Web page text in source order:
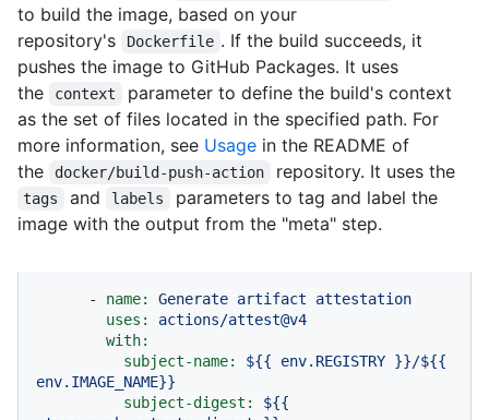
to build the image, based on your
repository's
Dockerfile . If the build succeeds, it
pushes the image to GitHub Packages. It uses
the
context
parameter to define the build's context
as the set of files located in the specified path. For
more information, see Usage in the README of
the
docker/build-push-action repository. It uses the
tags and labels
parameters to tag and label the
image with the output from the "meta" step.
- name: Generate artifact
attestation
uses:
actions/attest@v4
with:
subject-name:
${{ env.REGISTRY }}/${{
env.IMAGE_NAME}}
subject-digest:
${{